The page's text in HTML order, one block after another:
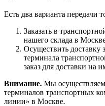
Есть два варианта передачи
Заказать в
нашего склада в
Осуществить доставку
терминала
заказ для доставки на
Внимание. Мы
терминалов транспортных
линии» в Москве.